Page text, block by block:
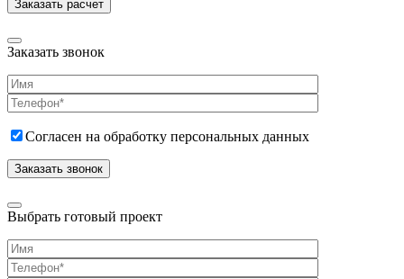
Заказать звонок
Согласен на обработку персональных данных
Выбрать готовый проект